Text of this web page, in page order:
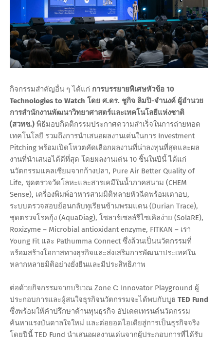
กิจกรรมสำคัญอื่น ๆ ได้แก่ การบรรยายพิเศษหัวข้อ 10
Technologies to Watch โดย ศ.ดร. ชูกิจ ลิมปิ-จำนงค์ ผู้อำนวย
การสำนักงานพัฒนาวิทยาศาสตร์และเทคโนโลยีแห่งชาติ
(สวทช.) พิธีมอบกิตติกรรมประกาศความสำเร็จในการถ่ายทอด
เทคโนโลยี รวมถึงการนำเสนอผลงานเด่นในการ Investment
Pitching พร้อมเปิดโหวตคัดเลือกผลงานที่น่าลงทุนที่สุดและผล
งานที่นำเสนอได้ดีที่สุด โดยผลงานเด่น 10 ชิ้นในปีนี้ ได้แก่
นวัตกรรมแคลเซียมจากก้างปลา, Pure Air Better Quality of
Life, ชุดตรวจวัดโลหะและสารเคมีในน้ำภาคสนาม (CHEM
Sense), เครื่องพิมพ์อาหารสามมิติหลายหัวฉีดพร้อมเตาอบ,
ระบบตรวจสอบย้อนกลับทุเรียนข้ามพรมแดน (Durian Trace),
ชุดตรวจโรคกุ้ง (AquaDiag), โซลาร์เซลล์รีไซเคิลง่าย (SolaRE),
Roxizyme – Microbial antioxidant enzyme, FITKAN – เรา
Young Fit และ Pathumma Connect ซึ่งล้วนเป็นนวัตกรรมที่
พร้อมสร้างโอกาสทางธุรกิจและส่งเสริมการพัฒนาประเทศใน
หลากหลายมิติอย่างยั่งยืนและมีประสิทธิภาพ
ต่อด้วยกิจกรรมจากบริเวณ Zone C: Innovator Playground ผู้
ประกอบการและผู้สนใจธุรกิจนวัตกรรมจะได้พบกับบูธ TED Fund
ซึ่งพร้อมให้คำปรึกษาด้านทุนธุรกิจ อัปเดตเทรนด์นวัตกรรม
ค้นหาแรงบันดาลใจใหม่ และต่อยอดไอเดียสู่การเป็นธุรกิจจริง
โดยปีนี้ TED Fund นำเสนอผลงานเด่นจากผู้ประกอบการที่ได้รับ